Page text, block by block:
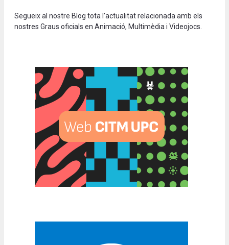
Segueix al nostre Blog tota l’actualitat relacionada amb els
nostres Graus oficials en Animació, Multimèdia i Videojocs.